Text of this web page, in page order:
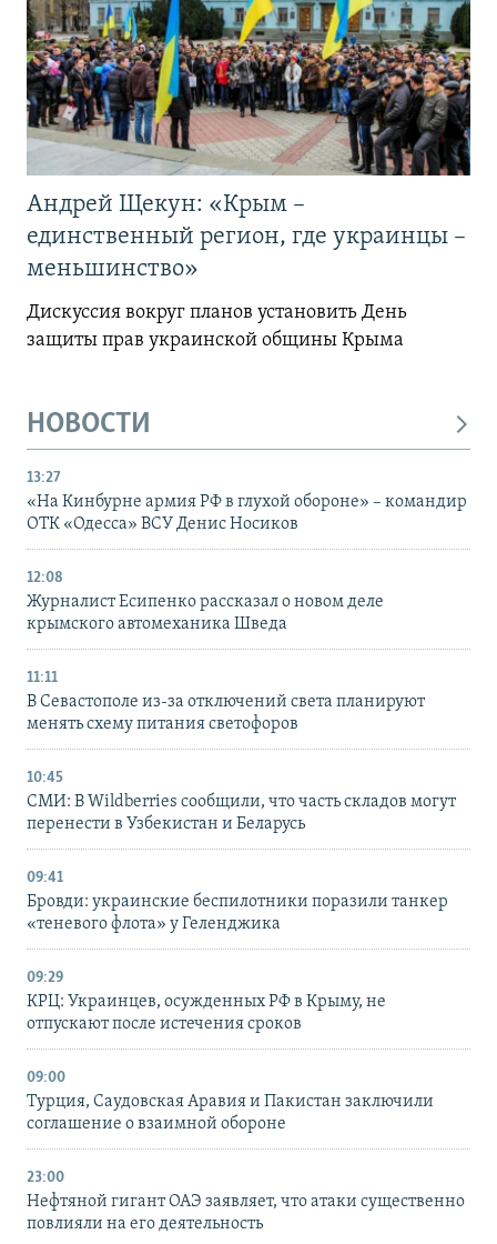
Андрей Щекун: «Крым –
единственный регион, где украинцы –
меньшинство»
Дискуссия вокруг планов установить День
защиты прав украинской общины Крыма
НОВОСТИ
13:27
«На Кинбурне армия РФ в глухой обороне» – командир
ОТК «Одесса» ВСУ Денис Носиков
12:08
Журналист Есипенко рассказал о новом деле
крымского автомеханика Шведа
11:11
В Севастополе из-за отключений света планируют
менять схему питания светофоров
10:45
СМИ: В Wildberries сообщили, что часть складов могут
перенести в Узбекистан и Беларусь
09:41
Бровди: украинские беспилотники поразили танкер
«теневого флота» у Геленджика
09:29
КРЦ: Украинцев, осужденных РФ в Крыму, не
отпускают после истечения сроков
09:00
Турция, Саудовская Аравия и Пакистан заключили
соглашение о взаимной обороне
23:00
Нефтяной гигант ОАЭ заявляет, что атаки существенно
повлияли на его деятельность